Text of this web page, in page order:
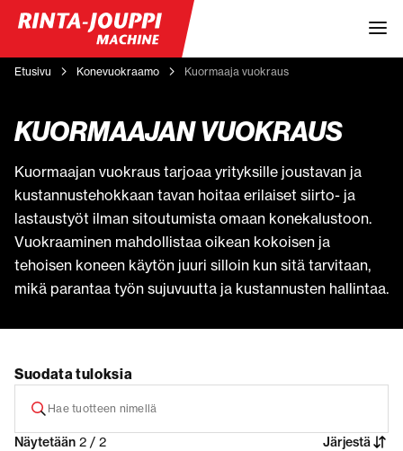
Etusivu Konevuokraamo Kuormaaja vuokraus
KUORMAAJAN VUOKRAUS
Kuormaajan vuokraus tarjoaa yrityksille joustavan ja
kustannustehokkaan tavan hoitaa erilaiset siirto- ja
lastaustyöt ilman sitoutumista omaan konekalustoon.
Vuokraaminen mahdollistaa oikean kokoisen ja
tehoisen koneen käytön juuri silloin kun sitä tarvitaan,
mikä parantaa työn sujuvuutta ja kustannusten hallintaa.
Suodata tuloksia
Näytetään 2 / 2 Järjestä